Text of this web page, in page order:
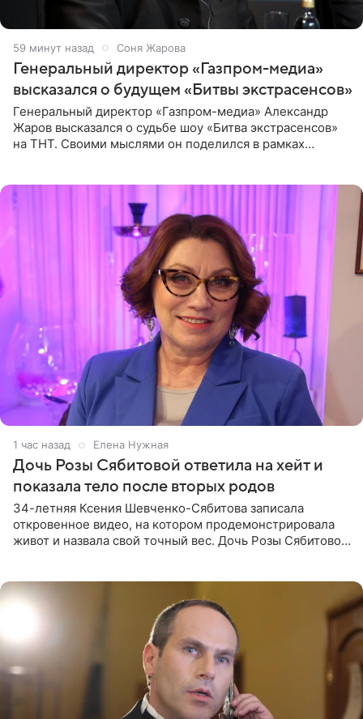
59 минут назад Соня Жарова
Генеральный директор «Газпром-медиа»
высказался о будущем «Битвы экстрасенсов»
Генеральный директор «Газпром-медиа» Александр
Жаров высказался о судьбе шоу «Битва экстрасенсов»
на ТНТ. Своими мыслями он поделился в рамках
1 час назад Елена Нужная
Дочь Розы Сябитовой ответила на хейт и
показала тело после вторых родов
34-летняя Ксения Шевченко-Сябитова записала
откровенное видео, на котором продемонстрировала
живот и назвала свой точный вес. Дочь Розы Сябитовой